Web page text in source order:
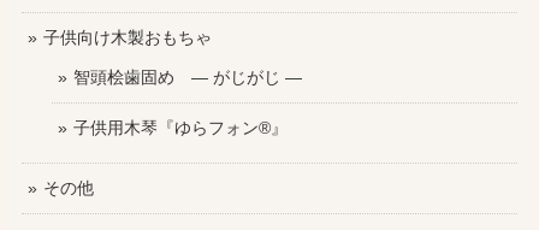
子供向け木製おもちゃ
智頭桧歯固め ― がじがじ ―
子供用木琴『ゆらフォン®』
その他